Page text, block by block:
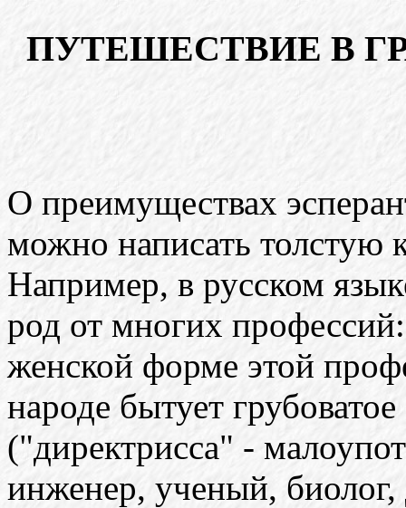
ПУТЕШЕСТВИЕ В
О преимуществах
можно написать толстую
Например, в русском
род от многих
женской форме этой
народе бытует
("директрисса" -
инженер, ученый,